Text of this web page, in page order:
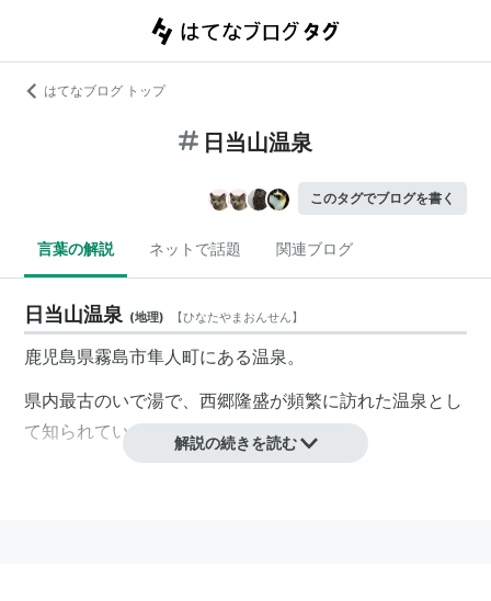
はてなブログ トップ
日当山温泉
このタグでブログを書く
言葉の解説 ネットで話題 関連ブログ
日当山温泉 (地理) 【ひなたやまおんせん】
鹿児島県霧島市隼人町にある温泉。
県内最古のいで湯で、西郷隆盛が頻繁に訪れた温泉とし
て知られている。
解説の続きを読む